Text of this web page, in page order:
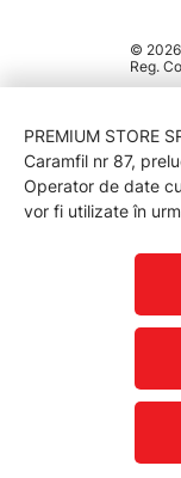
© 2026
Reg.
PREMIUM STORE
Caramfil nr 87,
Operator de date
vor fi utilizate în